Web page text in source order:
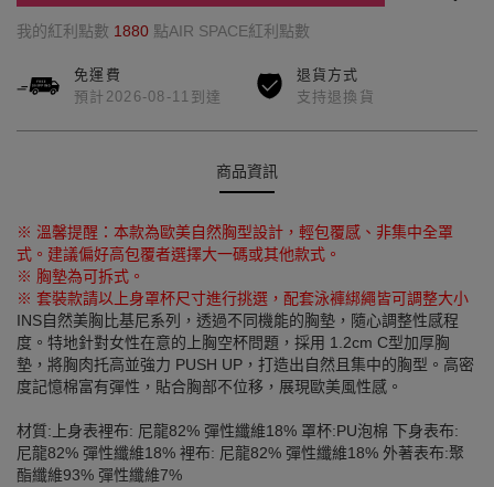
我的紅利點數 1880 點AIR SPACE紅利點數
免運費
預計2026-08-11到達
退貨方式
支持退換貨
商品資訊
※ 溫馨提醒：本款為歐美自然胸型設計，輕包覆感、非集中全罩
式。建議偏好高包覆者選擇大一碼或其他款式。
※ 胸墊為可拆式。
※ 套裝款請以上身罩杯尺寸進行挑選，配套泳褲綁繩皆可調整大小
INS自然美胸比基尼系列，透過不同機能的胸墊，隨心調整性感程
度。特地針對女性在意的上胸空杯問題，採用 1.2cm C型加厚胸
墊，將胸肉托高並強力 PUSH UP，打造出自然且集中的胸型。高密
度記憶棉富有彈性，貼合胸部不位移，展現歐美風性感。
材質:上身表裡布: 尼龍82% 彈性纖維18% 罩杯:PU泡棉 下身表布:
尼龍82% 彈性纖維18% 裡布: 尼龍82% 彈性纖維18% 外著表布:聚
酯纖維93% 彈性纖維7%